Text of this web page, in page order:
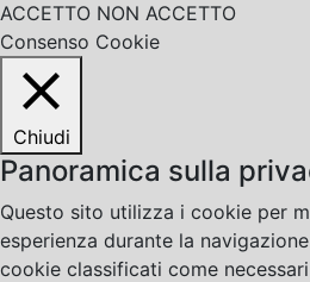
ACCETTO NON ACCETTO
Consenso Cookie
Chiudi
Panoramica sulla
Questo sito utilizza i cookie per
esperienza durante la
cookie classificati come